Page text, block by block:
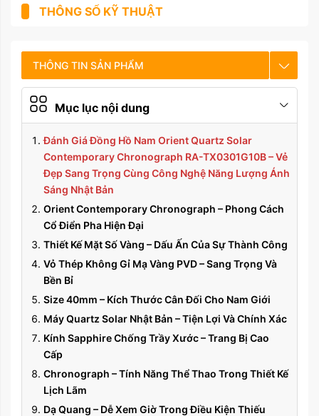
THÔNG SỐ KỸ THUẬT
THÔNG TIN SẢN PHẨM
CHẾ ĐỘ BẢO HÀNH
HƯỚNG DẪN SỬ DỤNG
Mục lục nội dung
Đánh Giá Đồng Hồ Nam Orient Quartz Solar
Contemporary Chronograph RA-TX0301G10B – Vẻ
Đẹp Sang Trọng Cùng Công Nghệ Năng Lượng Ánh
Sáng Nhật Bản
Orient Contemporary Chronograph – Phong Cách
Cổ Điển Pha Hiện Đại
Thiết Kế Mặt Số Vàng – Dấu Ấn Của Sự Thành Công
Vỏ Thép Không Gỉ Mạ Vàng PVD – Sang Trọng Và
Bền Bỉ
Size 40mm – Kích Thước Cân Đối Cho Nam Giới
Máy Quartz Solar Nhật Bản – Tiện Lợi Và Chính Xác
Kính Sapphire Chống Trầy Xước – Trang Bị Cao
Cấp
Chronograph – Tính Năng Thể Thao Trong Thiết Kế
Lịch Lãm
Dạ Quang – Dễ Xem Giờ Trong Điều Kiện Thiếu